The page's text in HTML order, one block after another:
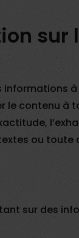
sur
contenu à
ou
sur des